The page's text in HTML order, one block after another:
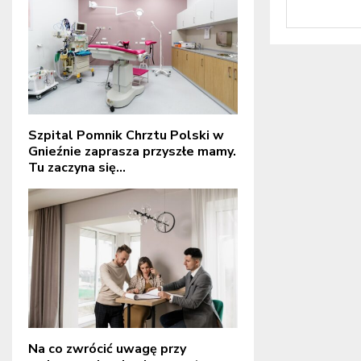
Szpital Pomnik Chrztu Polski w
Gnieźnie zaprasza przyszłe mamy.
Tu zaczyna się...
Na co zwrócić uwagę przy